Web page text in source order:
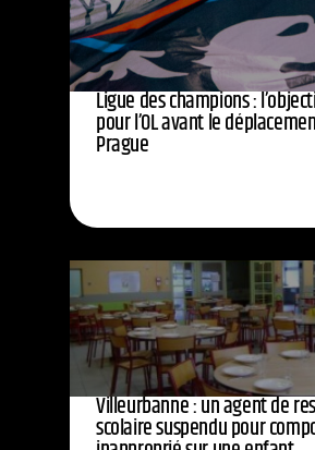
Ligue des champions :
pour l’OL avant le
Prague
Villeurbanne : un agent de
scolaire suspendu pour